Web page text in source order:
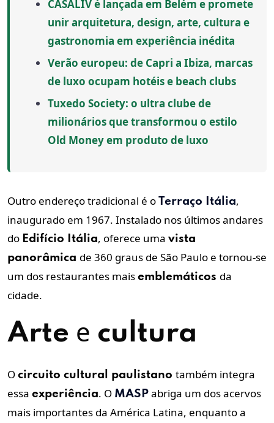
CASALIV é lançada em Belém e promete
unir arquitetura, design, arte, cultura e
gastronomia em experiência inédita
Verão europeu: de Capri a Ibiza, marcas
de luxo ocupam hotéis e beach clubs
Tuxedo Society: o ultra clube de
milionários que transformou o estilo
Old Money em produto de luxo
Outro endereço tradicional é o Terraço Itália,
inaugurado em 1967. Instalado nos últimos andares
do Edifício Itália, oferece uma vista
panorâmica de 360 graus de São Paulo e tornou-se
um dos restaurantes mais emblemáticos da
cidade.
Arte e cultura
O circuito cultural paulistano também integra
essa experiência. O MASP abriga um dos acervos
mais importantes da América Latina, enquanto a